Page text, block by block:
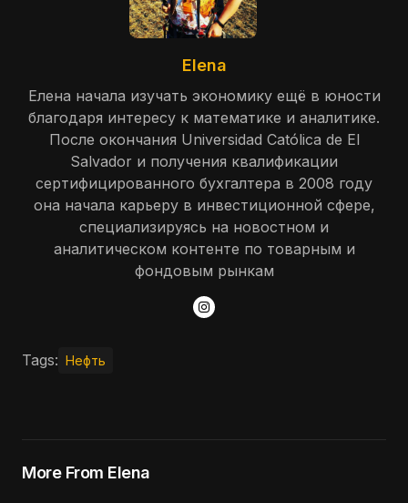
Elena
Елена начала изучать экономику ещё в юности
благодаря интересу к математике и аналитике.
После окончания Universidad Católica de El
Salvador и получения квалификации
сертифицированного бухгалтера в 2008 году
она начала карьеру в инвестиционной сфере,
специализируясь на новостном и
аналитическом контенте по товарным и
фондовым рынкам
Tags: Нефть
More From Elena